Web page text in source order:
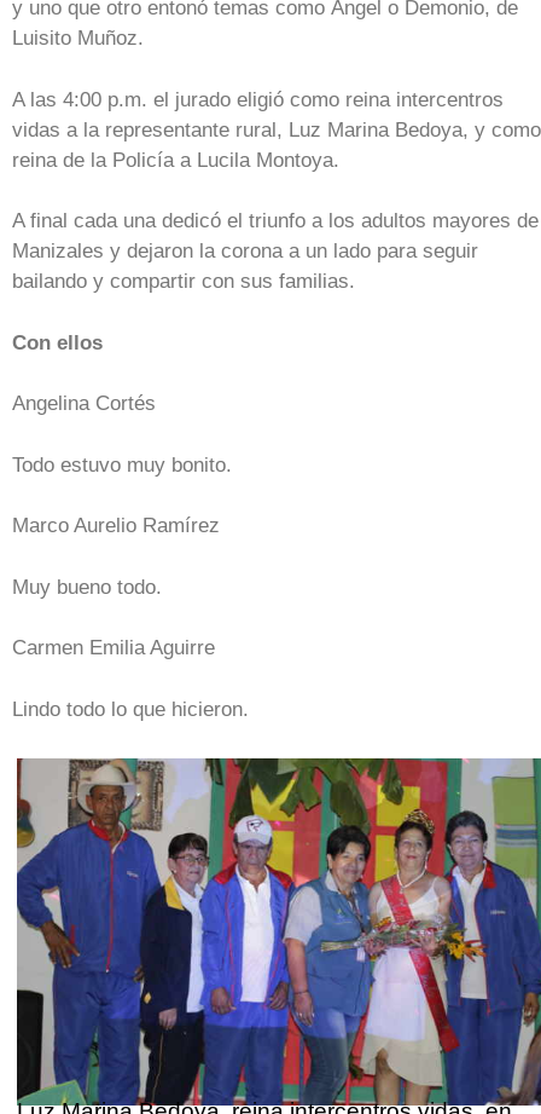
y uno que otro entonó temas como Ángel o Demonio, de
Luisito Muñoz.
A las 4:00 p.m. el jurado eligió como reina intercentros
vidas a la representante rural, Luz Marina Bedoya, y como
reina de la Policía a Lucila Montoya.
A final cada una dedicó el triunfo a los adultos mayores de
Manizales y dejaron la corona a un lado para seguir
bailando y compartir con sus familias.
Con ellos
Angelina Cortés
Todo estuvo muy bonito.
Marco Aurelio Ramírez
Muy bueno todo.
Carmen Emilia Aguirre
Lindo todo lo que hicieron.